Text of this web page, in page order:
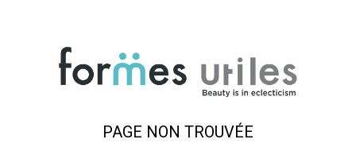
PAGE NON TROUVÉE